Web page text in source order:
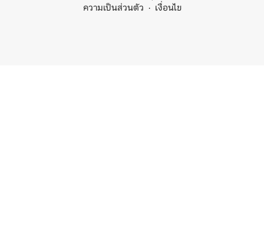
ความเป็นส่วนตัว
เงื่อนไข